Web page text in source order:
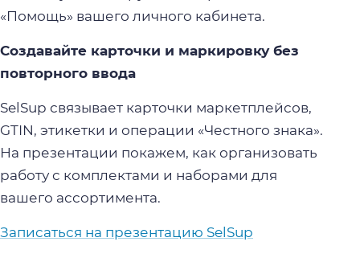
«Помощь» вашего личного кабинета.
Создавайте карточки и маркировку без
повторного ввода
SelSup связывает карточки маркетплейсов,
GTIN, этикетки и операции «Честного знака».
На презентации покажем, как организовать
работу с комплектами и наборами для
вашего ассортимента.
Записаться на презентацию SelSup